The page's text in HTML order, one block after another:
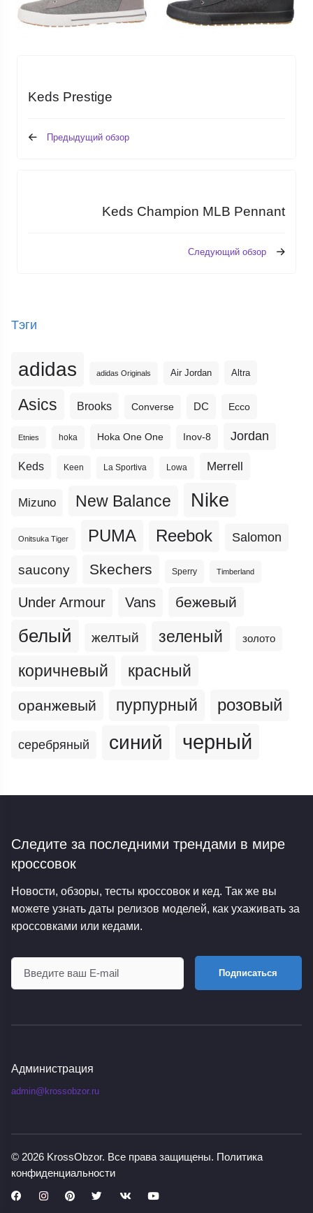
Keds Prestige
Предыдущий обзор
Keds Champion MLB Pennant
Следующий обзор
Тэги
adidas adidas Originals Air Jordan Altra
Asics Brooks Converse DC Ecco
Etnies hoka Hoka One One Inov-8 Jordan
Keds Keen La Sportiva Lowa Merrell
Mizuno New Balance Nike
Onitsuka Tiger PUMA Reebok Salomon
saucony Skechers Sperry Timberland
Under Armour Vans бежевый
белый желтый зеленый золото
коричневый красный
оранжевый пурпурный розовый
серебряный синий черный
Следите за последними трендами в мире
кроссовок
Новости, обзоры, тесты кроссовок и кед. Так же вы
можете узнать даты релизов моделей, как ухаживать за
кроссовками или кедами.
Подписаться
Администрация
admin@krossobzor.ru
© 2026 KrossObzor. Все права защищены. Политика
конфиденциальности